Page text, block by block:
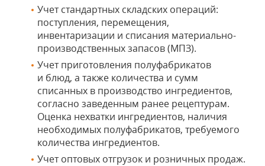
Учет стандартных складских операций:
поступления, перемещения,
инвентаризации и списания материально-
производственных запасов (МПЗ).
Учет приготовления полуфабрикатов
и блюд, а также количества и сумм
списанных в производство ингредиентов,
согласно заведенным ранее рецептурам.
Оценка нехватки ингредиентов, наличия
необходимых полуфабрикатов, требуемого
количества ингредиентов.
Учет оптовых отгрузок и розничных продаж.